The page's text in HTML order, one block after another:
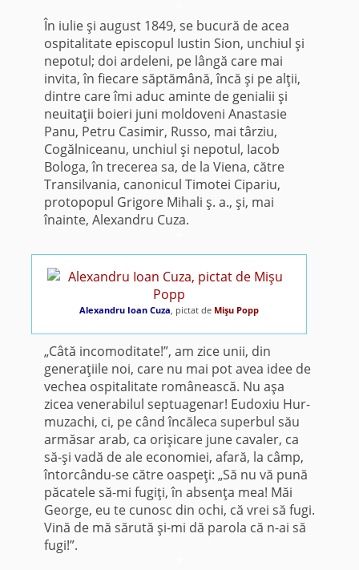
În iulie şi august 1849, se bucură de acea
ospitalitate episcopul Iustin Sion, unchiul şi
nepotul; doi ardeleni, pe lângă care mai
invita, în fiecare săptămână, încă şi pe alţii,
dintre care îmi aduc aminte de genialii şi
neuitaţii boieri juni moldoveni Anastasie
Panu, Petru Casimir, Russo, mai târziu,
Cogălniceanu, unchiul şi nepotul, Iacob
Bologa, în trecerea sa, de la Viena, către
Transilvania, canonicul Timotei Cipariu,
protopopul Grigore Mihali ş. a., şi, mai
înainte, Alexandru Cuza.
Alexandru Ioan Cuza , pictat de Mişu Popp
„Câtă incomoditate!”, am zice unii, din
generaţiile noi, care nu mai pot avea idee de
vechea ospitalitate românească. Nu aşa
zicea venerabilul septuagenar! Eudoxiu Hur­
muzachi, ci, pe când încăleca superbul său
armăsar arab, ca orişicare june cavaler, ca
să-şi vadă de ale economiei, afară, la câmp,
întorcându-se către oaspeţi: „Să nu vă pună
păcatele să-mi fugiţi, în absenţa mea! Măi
George, eu te cunosc din ochi, că vrei să fugi.
Vină de mă sărută şi-mi dă parola că n-ai să
fugi!”.